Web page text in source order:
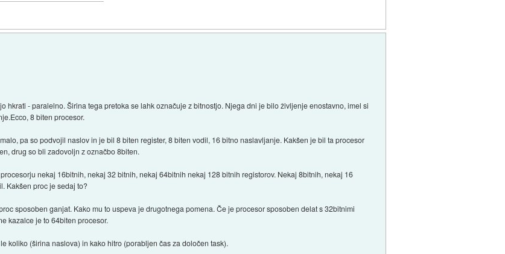
hkrati - paralelno. Širina tega pretoka se lahk označuje z bitnostjo. Njega dni je bilo življenje enostavno, imel si
8 biten procesor.
pa so podvojil naslov in je bil 8 biten register, 8 biten vodil, 16 bitno naslavljanje. Kakšen je bil ta procesor
drug so bli zadovoljn z označbo 8biten.
nekaj 16bitnih, nekaj 32 bitnih, nekaj 64bitnih nekaj 128 bitnih registorov. Nekaj 8bitnih, nekaj 16
Kakšen proc je sedaj to?
sposoben ganjat. Kako mu to uspeva je drugotnega pomena. Če je procesor sposoben delat s 32bitnimi
kazalce je to 64biten procesor.
koliko (širina naslova) in kako hitro (porabljen čas za določen task).